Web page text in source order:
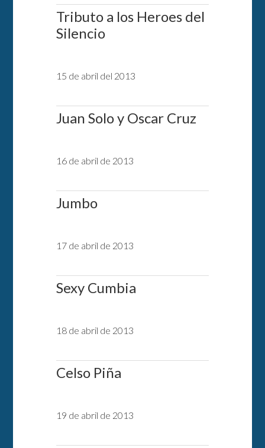
Tributo a los Heroes del
Silencio
15 de abril del 2013
Juan Solo y Oscar Cruz
16 de abril de 2013
Jumbo
17 de abril de 2013
Sexy Cumbia
18 de abril de 2013
Celso Piña
19 de abril de 2013